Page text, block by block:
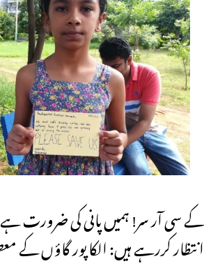
کے سی آر سر! ہمیں پانی کی ضرورت
انتظار کررہے ہیں: الکاپور گاؤں کے